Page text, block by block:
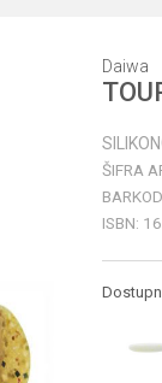
Daiwa
ŠIFRA
ISBN: